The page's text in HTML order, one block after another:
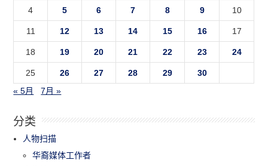
4 5 6 7 8 9 10
11 12 13 14 15 16 17
18 19 20 21 22 23 24
25 26 27 28 29
30
« 5月
7月 »
分类
人物扫描
华裔媒体工作者